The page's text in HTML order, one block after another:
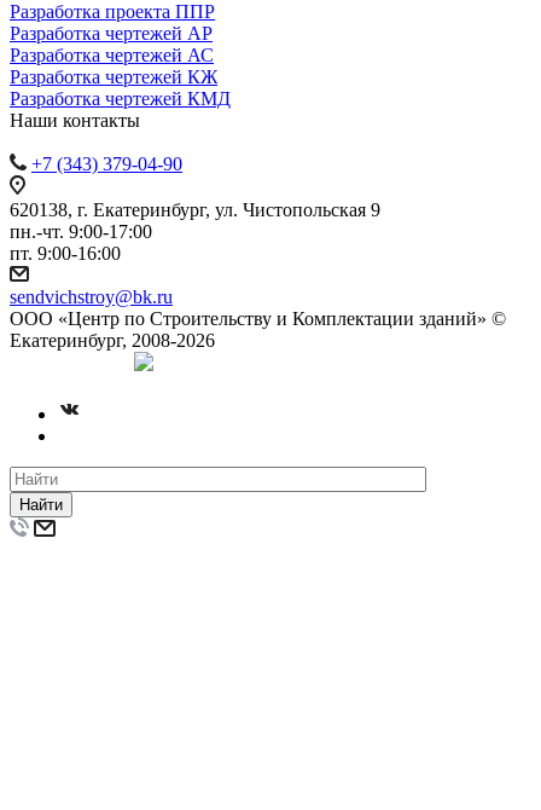
Разработка проекта ППР
Разработка чертежей АР
Разработка чертежей АС
Разработка чертежей КЖ
Разработка чертежей КМД
Наши контакты
+7 (343) 379-04-90
620138, г. Екатеринбург, ул. Чистопольская 9
пн.-чт. 9:00-17:00
пт. 9:00-16:00
sendvichstroy@bk.ru
ООО «Центр по Строительству и Комплектации зданий» ©
Екатеринбург, 2008-2026
Найти